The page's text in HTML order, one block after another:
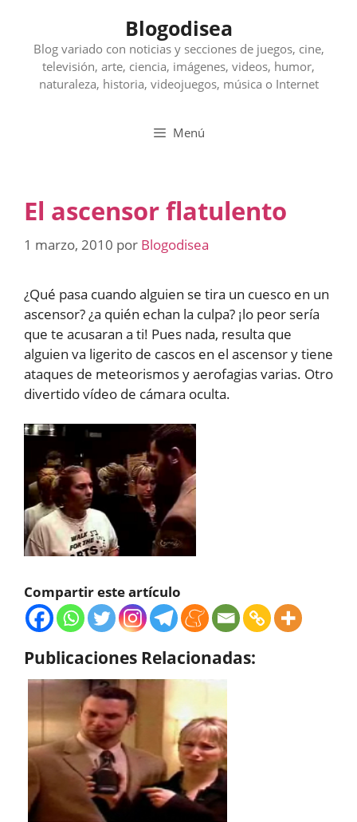
contenido
Blogodisea
Blog variado con noticias y secciones de juegos, cine,
televisión, arte, ciencia, imágenes, videos, humor,
naturaleza, historia, videojuegos, música o Internet
Menú
El ascensor flatulento
1 marzo, 2010 por Blogodisea
¿Qué pasa cuando alguien se tira un cuesco en un
ascensor? ¿a quién echan la culpa? ¡lo peor sería
que te acusaran a ti! Pues nada, resulta que
alguien va ligerito de cascos en el ascensor y tiene
ataques de meteorismos y aerofagias varias. Otro
divertido vídeo de cámara oculta.
Compartir este artículo
Publicaciones Relacionadas: